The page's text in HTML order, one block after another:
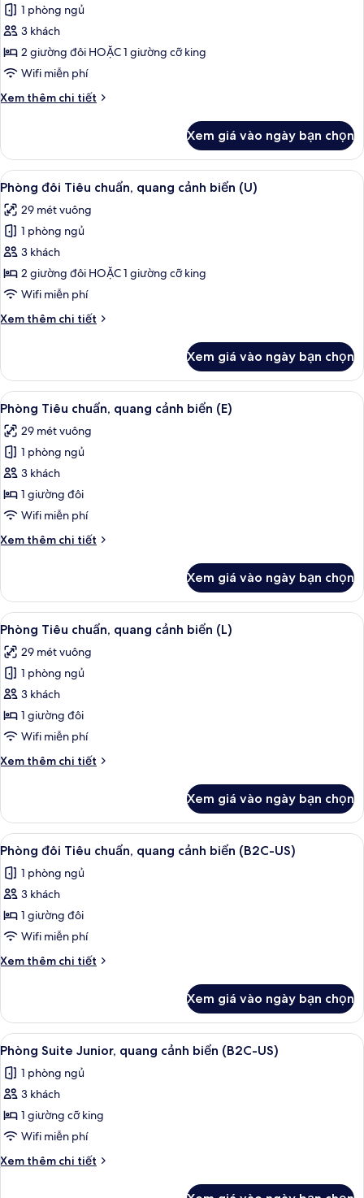
biển
(U)
ảnh
Phòng
Suite
Junior,
cảnh
1 phòng ngủ
3 khách
2 giường đôi HOẶC 1 giường cỡ king
Wifi miễn phí
Xem thêm chi tiết
Chi
Phòng
Suite
Junior,
quang
cảnh
biển
(L)
Xem giá vào ngày bạn chọn
Xem
tất
cả
ảnh
Phòng
đôi
Tiêu
quang
(U)
Minibar, két bảo mật tại phòng, khu
2
Phòng đôi Tiêu chuẩn, quang cảnh biển (U)
29 mét vuông
1 phòng ngủ
3 khách
2 giường đôi HOẶC 1 giường cỡ king
Wifi miễn phí
Xem thêm chi tiết
Chi
Phòng
đôi
Tiêu
chuẩn,
quang
cảnh
biển
(U)
Xem giá vào ngày bạn chọn
Xem
tất
cả
ảnh
Phòng
Tiêu
chuẩn,
cảnh
Minibar, két bảo mật tại phòng, khu
2
Phòng Tiêu chuẩn, quang cảnh biển (E)
29 mét vuông
1 phòng ngủ
3 khách
1 giường đôi
Wifi miễn phí
Xem thêm chi tiết
Chi
Phòng
Tiêu
chuẩn,
quang
cảnh
biển
(E)
Xem giá vào ngày bạn chọn
Xem
tất
cả
ảnh
Phòng
Tiêu
chuẩn,
cảnh
Minibar, két bảo mật tại phòng, khu
2
Phòng Tiêu chuẩn, quang cảnh biển (L)
29 mét vuông
1 phòng ngủ
3 khách
1 giường đôi
Wifi miễn phí
Xem thêm chi tiết
Chi
Phòng
Tiêu
chuẩn,
quang
cảnh
biển
Xem giá vào ngày bạn chọn
Xem
tất
cả
ảnh
Phòng
đôi
Tiêu
chuẩn,
cảnh
biển
(B2C-
US)
Minibar, két bảo mật tại phòng, khu
2
Phòng đôi Tiêu chuẩn, quang cảnh biển (B2C-US)
1 phòng ngủ
3 khách
1 giường đôi
Wifi miễn phí
Xem thêm chi tiết
Chi
Phòng
đôi
Tiêu
chuẩn,
quang
cảnh
(B2C-
US)
Xem giá vào ngày bạn chọn
Xem
tất
cả
ảnh
Phòng
Suite
Junior,
quang
Minibar, két bảo mật tại phòng, khu
2
Phòng Suite Junior, quang cảnh biển (B2C-US)
1 phòng ngủ
3 khách
1 giường cỡ king
Wifi miễn phí
Xem thêm chi tiết
Chi